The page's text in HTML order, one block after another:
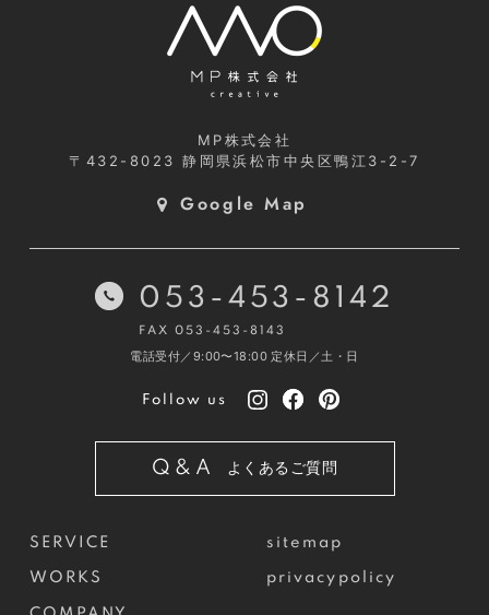
MP株式会社
〒432-8023静岡県浜松市中央区鴨江3-2-7
Google Map
SERVICE
WORKS
sitemap
privacypolicy
053-453-8142
FAX 053-453-8143
電話受付／9:00〜18:00 定休日／土・日
Follow us
Q&A よくあるご質問